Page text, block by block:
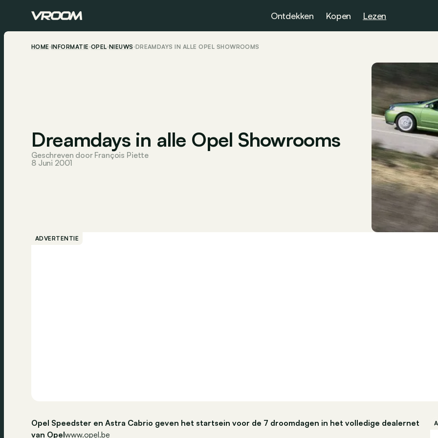
Ontdekken Kopen Lezen
HOME INFORMATIE OPEL NIEUWS DREAMDAYS IN ALLE OPEL SHOWROOMS
Dreamdays in alle Opel Showrooms
Geschreven door François Piette
8 Juni 2001
ADVERTENTIE
Opel Speedster en Astra Cabrio geven het startsein voor de 7 droomdagen in het volledige dealernet
van Opelwww.opel.be